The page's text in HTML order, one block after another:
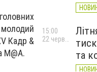
Кадр &
M@A.
та
15:00